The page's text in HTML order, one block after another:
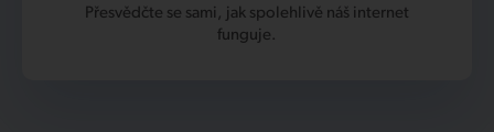
Přesvědčte se sami, jak spolehlivě náš internet
funguje.